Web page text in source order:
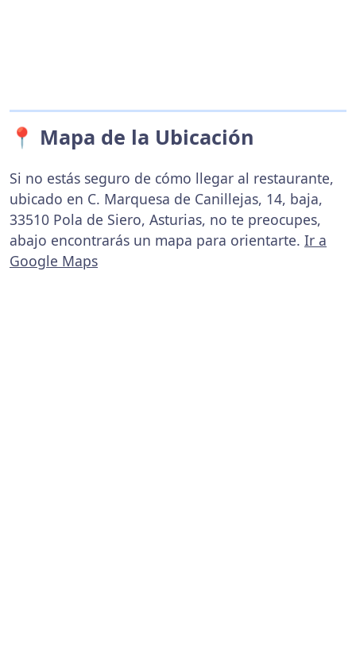
📍 Mapa de la Ubicación
Si no estás seguro de cómo llegar al restaurante,
ubicado en C. Marquesa de Canillejas, 14, baja,
33510 Pola de Siero, Asturias, no te preocupes,
abajo encontrarás un mapa para orientarte. Ir a
Google Maps